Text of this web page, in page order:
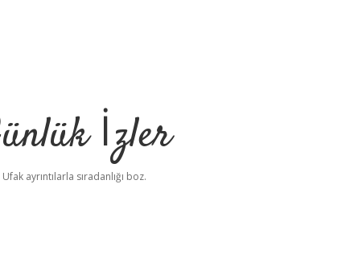
İzler
Ufak ayrıntılarla sıradanlığı boz.